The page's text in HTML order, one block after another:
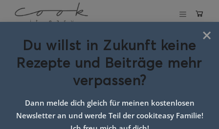
Schlagwort:
einfaches
Tiramisu
×
Du willst in Zukunft keine
Rezepte und Beiträge mehr
verpassen?
Dann melde dich gleich für meinen kostenlosen
Newsletter an und werde Teil der cookiteasy Familie!